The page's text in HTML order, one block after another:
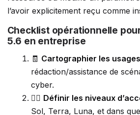
l’avoir explicitement reçu comme
Checklist opérationnelle
5.6 en entreprise
🧾 Cartographier les usages
rédaction/assistance de
cyber.
🧑‍⚖️ Définir les niveaux
Sol, Terra, Luna, et dans